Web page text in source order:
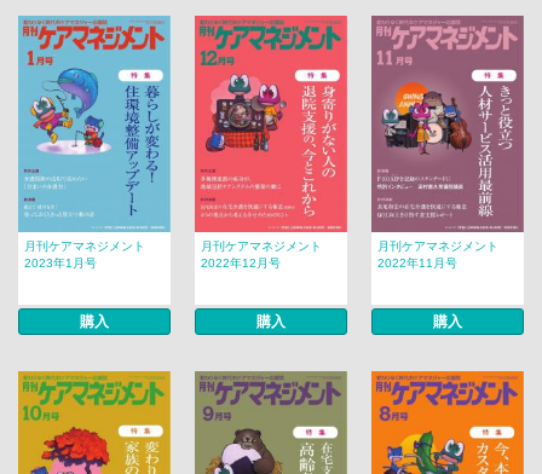
月刊ケアマネジメント
2023年1月号
購入
月刊ケアマネジメント
2022年12月号
購入
月刊ケアマネジメント
2022年11月号
購入